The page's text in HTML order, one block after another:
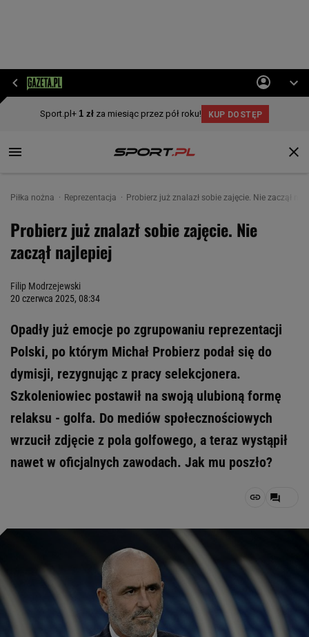
Piłka nożna Reprezentacja Probierz już znalazł sobie zajęcie. Nie zaczął
Probierz już znalazł sobie zajęcie. Nie
zaczął najlepiej
Filip Modrzejewski
20 czerwca 2025, 08:34
Opadły już emocje po zgrupowaniu reprezentacji
Polski, po którym Michał Probierz podał się do
dymisji, rezygnując z pracy selekcjonera.
Szkoleniowiec postawił na swoją ulubioną formę
relaksu - golfa. Do mediów społecznościowych
wrzucił zdjęcie z pola golfowego, a teraz wystąpił
nawet w oficjalnych zawodach. Jak mu poszło?